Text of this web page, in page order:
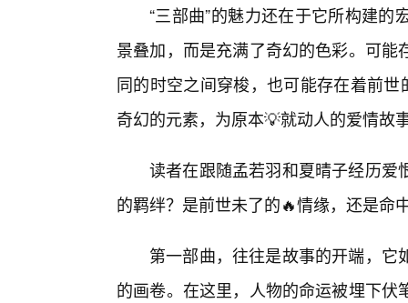
“三部曲”的魅力还在于它所构建
景叠加，而是充满了奇幻的色彩。可
同的时空之间穿梭，也可能存在着前
奇幻的元素，为原本💡就动人的爱情故
读者在跟随孟若羽和夏晴子经历爱
的羁绊？是前世未了的🔥情缘，还是命
第一部曲，往往是故事的开端，
的画卷。在这里，人物的命运被埋下